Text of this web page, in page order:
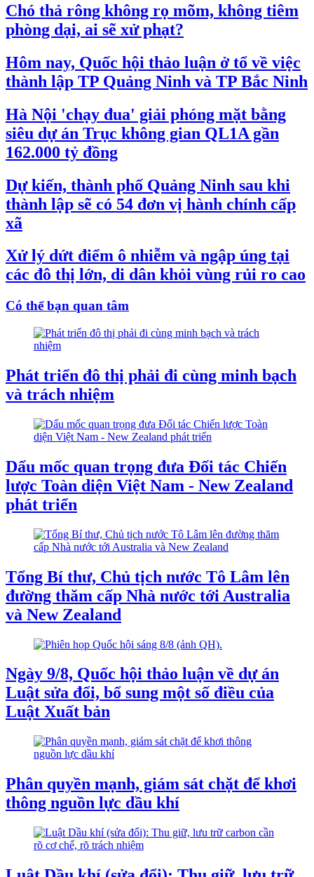
Chó thả rông không rọ mõm, không tiêm
phòng dại, ai sẽ xử phạt?
Hôm nay, Quốc hội thảo luận ở tổ về việc
thành lập TP Quảng Ninh và TP Bắc Ninh
Hà Nội 'chạy đua' giải phóng mặt bằng
siêu dự án Trục không gian QL1A gần
162.000 tỷ đồng
Dự kiến, thành phố Quảng Ninh sau khi
thành lập sẽ có 54 đơn vị hành chính cấp
xã
Xử lý dứt điểm ô nhiễm và ngập úng tại
các đô thị lớn, di dân khỏi vùng rủi ro cao
Có thể bạn quan tâm
Phát triển đô thị phải đi cùng minh bạch
và trách nhiệm
Dấu mốc quan trọng đưa Đối tác Chiến
lược Toàn diện Việt Nam - New Zealand
phát triển
Tổng Bí thư, Chủ tịch nước Tô Lâm lên
đường thăm cấp Nhà nước tới Australia
và New Zealand
Ngày 9/8, Quốc hội thảo luận về dự án
Luật sửa đổi, bổ sung một số điều của
Luật Xuất bản
Phân quyền mạnh, giám sát chặt để khơi
thông nguồn lực dầu khí